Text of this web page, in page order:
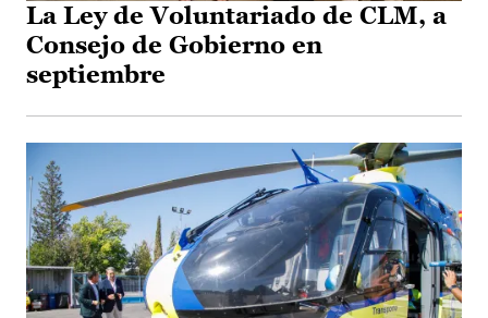
La Ley de Voluntariado de CLM, a
Consejo de Gobierno en
septiembre